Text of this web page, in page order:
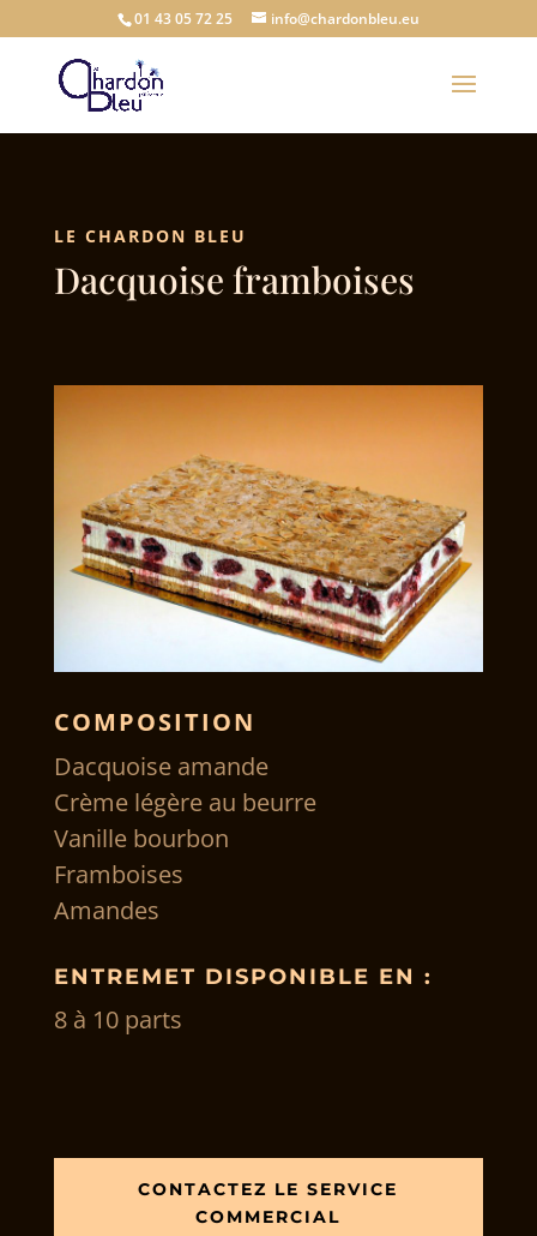
01 43 05 72 25 info@chardonbleu.eu
LE CHARDON BLEU
Dacquoise framboises
COMPOSITION
Dacquoise amande
Crème légère au beurre
Vanille bourbon
Framboises
Amandes
ENTREMET DISPONIBLE EN :
8 à 10 parts
CONTACTEZ LE SERVICE
COMMERCIAL